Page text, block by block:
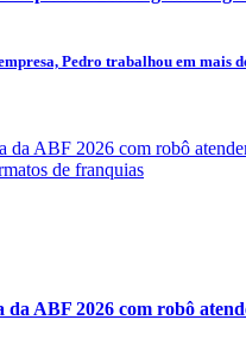
Pedro trabalhou em mais
ABF 2026 com robô